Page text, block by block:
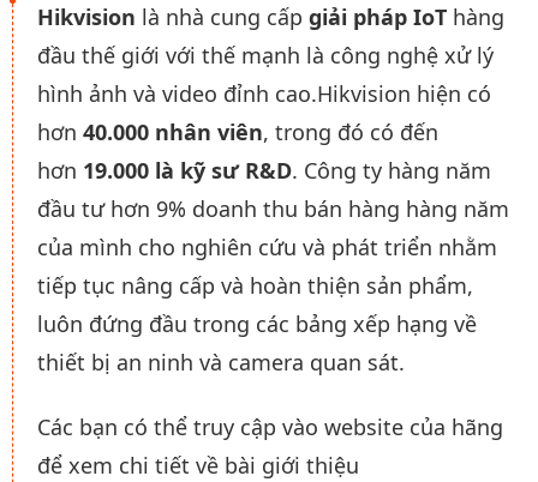
Hikvision là nhà cung cấp giải pháp IoT hàng
đầu thế giới với thế mạnh là công nghệ xử lý
hình ảnh và video đỉnh cao.Hikvision hiện có
hơn 40.000 nhân viên, trong đó có đến
hơn 19.000 là kỹ sư R&D. Công ty hàng năm
đầu tư hơn 9% doanh thu bán hàng hàng năm
của mình cho nghiên cứu và phát triển nhằm
tiếp tục nâng cấp và hoàn thiện sản phẩm,
luôn đứng đầu trong các bảng xếp hạng về
thiết bị an ninh và camera quan sát.
Các bạn có thể truy cập vào website của hãng
để xem chi tiết về bài giới thiệu